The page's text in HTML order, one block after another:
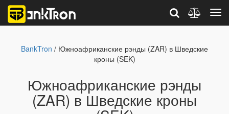
BankTron / Южноафриканские рэнды (ZAR) в Шведские
кроны (SEK)
Южноафриканские рэнды
(ZAR) в Шведские кроны